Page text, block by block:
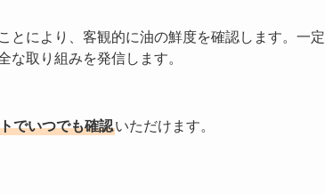
とにより、客観的に油の鮮度を確認します。一
取り組みを発信します。
でいつでも確認いただけます。